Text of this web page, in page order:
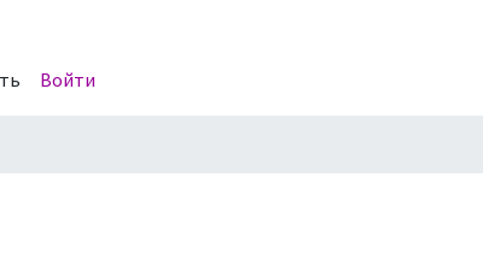
Войти